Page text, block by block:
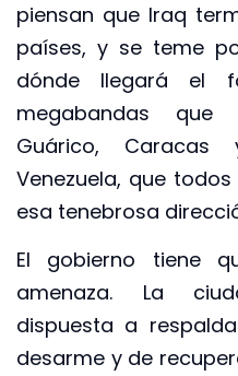
piensan que Iraq
países, y se teme
dónde llegará el
megabandas que
Guárico,
Venezuela, que
esa tenebrosa
El gobierno tiene
amenaza. La
dispuesta a
desarme y de